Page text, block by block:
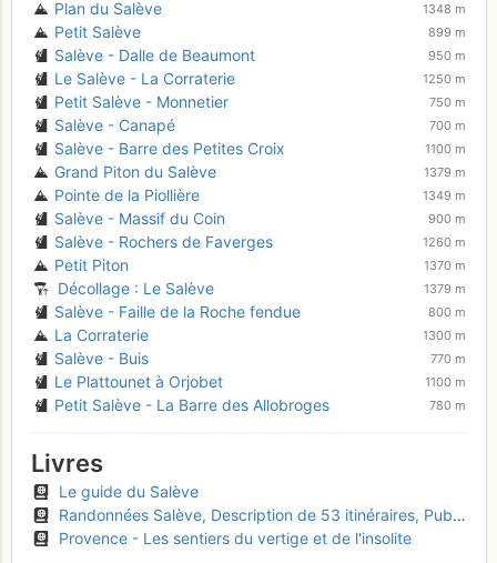
Plan du Salève 1348 m
Petit Salève 899 m
Salève - Dalle de Beaumont 950 m
Le Salève - La Corraterie 1250 m
Petit Salève - Monnetier 750 m
Salève - Canapé 700 m
Salève - Barre des Petites Croix 1100 m
Grand Piton du Salève 1379 m
Pointe de la Piollière 1349 m
Salève - Massif du Coin 900 m
Salève - Rochers de Faverges 1260 m
Petit Piton 1370 m
Décollage : Le Salève 1379 m
Salève - Faille de la Roche fendue 800 m
La Corraterie 1300 m
Salève - Buis 770 m
Le Plattounet à Orjobet 1100 m
Petit Salève - La Barre des Allobroges 780 m
Livres
Le guide du Salève
Randonnées Salève, Description de 53 itinéraires, Publication de la Section genevoise du Club alpin suisse
Provence - Les sentiers du vertige et de l'insolite